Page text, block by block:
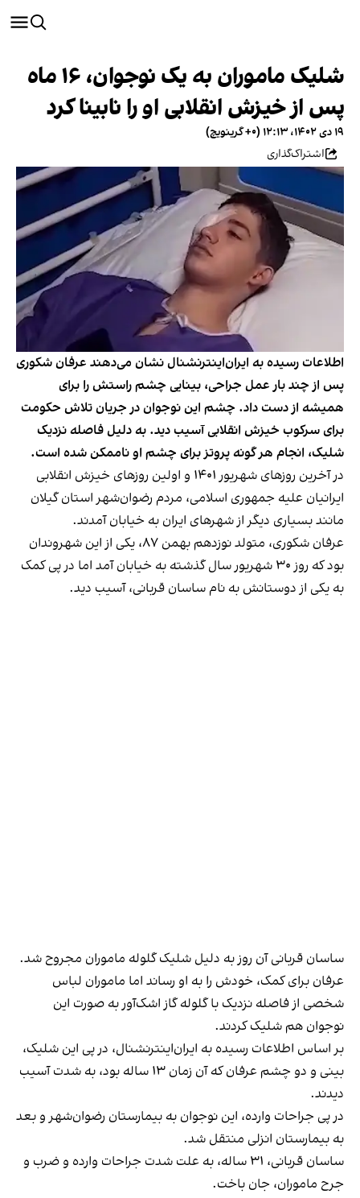
شلیک ماموران به یک نوجوان، ۱۶ ماه
پس از خیزش انقلابی او را نابینا کرد
۱۹ دی ۱۴۰۲، ۱۲:۱۳ (‎+۰ گرینویچ)
اشتراک‌گذاری
اطلاعات رسیده به ایران‌اینترنشنال نشان می‌دهند عرفان شکوری
پس از چند بار عمل جراحی، بینایی چشم راستش را برای
همیشه از دست داد. چشم این نوجوان در جریان تلاش حکومت
برای سرکوب خیزش انقلابی آسیب دید. به دلیل فاصله نزدیک
شلیک، انجام هر گونه پروتز برای چشم او ناممکن شده است.
در آخرین روزهای شهریور ۱۴۰۱ و اولین روزهای خیزش انقلابی
ایرانیان علیه جمهوری اسلامی، مردم رضوان‌شهر استان گیلان
مانند بسیاری دیگر از شهرهای ایران به خیابان آمدند.
عرفان شکوری، متولد نوزدهم بهمن ۸۷، یکی از این شهروندان
بود که روز ۳۰ شهریور سال گذشته به خیابان آمد اما در پی کمک
به یکی از دوستانش به نام ساسان قربانی، آسیب دید.
ساسان قربانی آن روز به دلیل شلیک گلوله ماموران مجروح شد.
عرفان برای کمک، خودش را به او رساند اما ماموران لباس
شخصی از فاصله نزدیک با گلوله گاز اشک‌آور به صورت این
نوجوان هم شلیک کردند.
بر اساس اطلاعات رسیده به ایران‌اینترنشنال، در پی این شلیک،
بینی و دو چشم عرفان که آن زمان ۱۳ ساله بود، به شدت آسیب
دیدند.
در پی جراحات وارده، این نوجوان به بیمارستان رضوان‌شهر و بعد
به بیمارستان انزلی منتقل شد.
ساسان قربانی، ۳۱ ساله، به علت شدت جراحات وارده و ضرب و
جرح ماموران، جان باخت.